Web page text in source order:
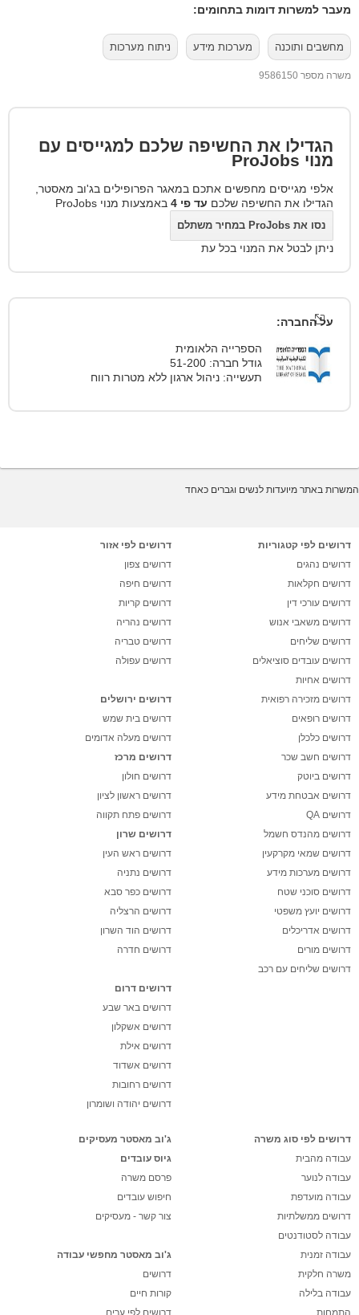
מעבר למשרות דומות בתחומים:
מחשבים ותוכנה מערכות מידע ניתוח מערכות
משרה מספר 9586150
הגדילו את החשיפה שלכם למגייסים עם
מנוי ProJobs
אלפי מגייסים מחפשים אתכם במאגר הפרופילים בג'וב מאסטר,
הגדילו את החשיפה שלכם עד פי 4 באמצעות מנוי ProJobs
נסו את ProJobs במחיר משתלם
ניתן לבטל את המנוי בכל עת
על החברה:
הספרייה הלאומית
גודל חברה: 51-200
תעשייה: ניהול ארגון ללא מטרות רווח
המשרות באתר מיועדות לנשים וגברים כאחד
דרושים לפי קטגוריות
דרושים נהגים
דרושים חקלאות
דרושים עורכי דין
דרושים משאבי אנוש
דרושים שליחים
דרושים עובדים סוציאלים
דרושים אחיות
דרושים מזכירה רפואית
דרושים רופאים
דרושים כלכלן
דרושים חשב שכר
דרושים ביוטק
דרושים אבטחת מידע
דרושים QA
דרושים מהנדס חשמל
דרושים שמאי מקרקעין
דרושים מערכות מידע
דרושים סוכני שטח
דרושים יועץ משפטי
דרושים אדריכלים
דרושים מורים
דרושים שליחים עם רכב
דרושים לפי אזור
דרושים צפון
דרושים חיפה
דרושים קריות
דרושים נהריה
דרושים טבריה
דרושים עפולה
דרושים ירושלים
דרושים בית שמש
דרושים מעלה אדומים
דרושים מרכז
דרושים חולון
דרושים ראשון לציון
דרושים פתח תקווה
דרושים שרון
דרושים ראש העין
דרושים נתניה
דרושים כפר סבא
דרושים הרצליה
דרושים הוד השרון
דרושים חדרה
דרושים דרום
דרושים באר שבע
דרושים אשקלון
דרושים אילת
דרושים אשדוד
דרושים רחובות
דרושים יהודה ושומרון
דרושים לפי סוג משרה
עבודה מהבית
עבודה לנוער
עבודה מועדפת
דרושים ממשלתיות
עבודה לסטודנטים
עבודה זמנית
משרה חלקית
עבודה בלילה
התמחות
ג'וב מאסטר מעסיקים
גיוס עובדים
פרסם משרה
חיפוש עובדים
צור קשר - מעסיקים
ג'וב מאסטר מחפשי עבודה
דרושים
קורות חיים
דרושים לפי ערים